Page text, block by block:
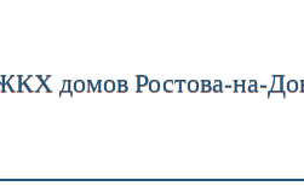
домов Ростова-на-